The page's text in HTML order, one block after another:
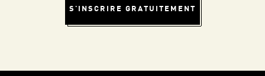
S'INSCRIRE GRATUITEMENT